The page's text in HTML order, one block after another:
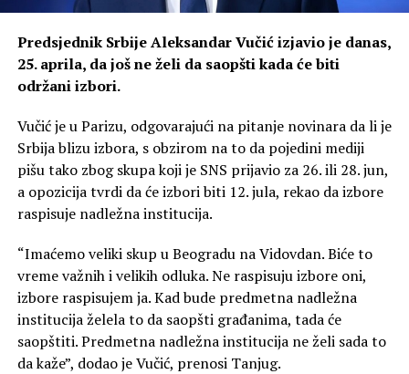
Predsjednik Srbije Aleksandar Vučić izjavio je danas,
25. aprila, da još ne želi da saopšti kada će biti
održani izbori.
Vučić je u Parizu, odgovarajući na pitanje novinara da li je
Srbija blizu izbora, s obzirom na to da pojedini mediji
pišu tako zbog skupa koji je SNS prijavio za 26. ili 28. jun,
a opozicija tvrdi da će izbori biti 12. jula, rekao da izbore
raspisuje nadležna institucija.
“Imaćemo veliki skup u Beogradu na Vidovdan. Biće to
vreme važnih i velikih odluka. Ne raspisuju izbore oni,
izbore raspisujem ja. Kad bude predmetna nadležna
institucija želela to da saopšti građanima, tada će
saopštiti. Predmetna nadležna institucija ne želi sada to
da kaže”, dodao je Vučić, prenosi Tanjug.